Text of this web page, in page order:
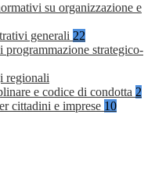
su organizzazione e
generali 22
programmazione strategico-
regionali
e codice di condotta 2
cittadini e imprese 10